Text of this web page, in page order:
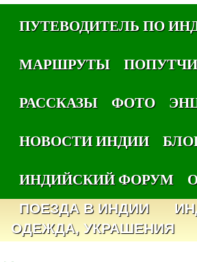
ПУТЕВОДИТЕЛЬ ПО
МАРШРУТЫ
РАССКАЗЫ
ФОТО
НОВОСТИ ИНДИИ
ИНДИЙСКИЙ ФОРУМ
ПОЕЗДА В ИНДИИ
ОДЕЖДА, УКРАШЕНИЯ